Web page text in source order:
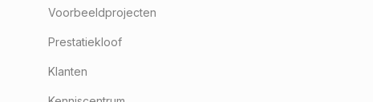
Voorbeeldprojecten
Prestatiekloof
Klanten